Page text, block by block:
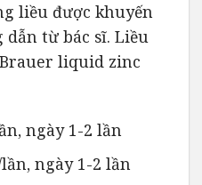
liều được khuyến
dẫn từ bác sĩ. Liều
liquid zinc
ngày 1-2 lần
ngày 1-2 lần